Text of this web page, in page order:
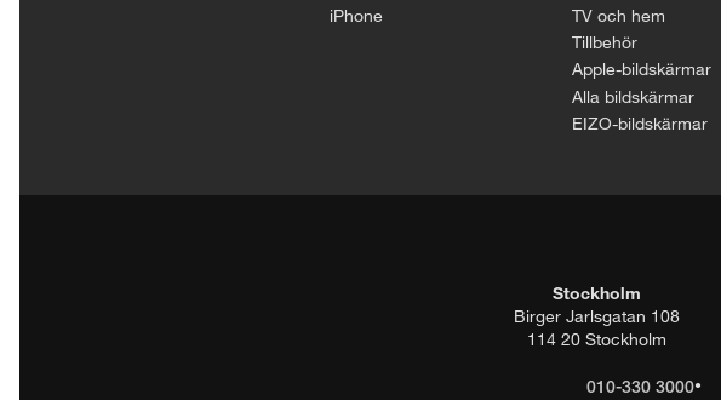
iPhone
TV och hem
Tillbehör
Apple-bildskärmar
Alla bildskärmar
EIZO-bildskärmar
Stockholm
Birger Jarlsgatan 108
114 20 Stockholm
010-330 3000